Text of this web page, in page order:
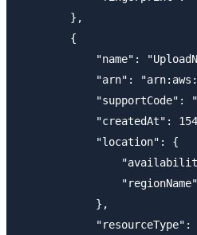
        },
        {
"name":
"arn":
"supportCode":
"createdAt":
            "location": {
            },
"resourceType":